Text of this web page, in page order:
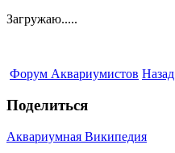
Загружаю.....
Форум Аквариумистов Назад
Поделиться
Аквариумная Википедия